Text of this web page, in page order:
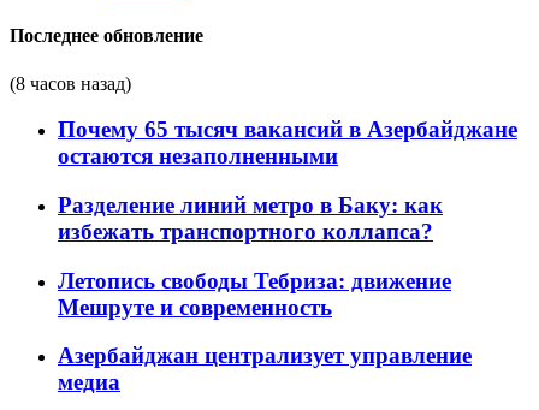
Последнее обновление
(8 часов назад)
Почему 65 тысяч вакансий в Азербайджане
остаются незаполненными
Разделение линий метро в Баку: как
избежать транспортного коллапса?
Летопись свободы Тебриза: движение
Мешруте и современность
Азербайджан централизует управление
медиа